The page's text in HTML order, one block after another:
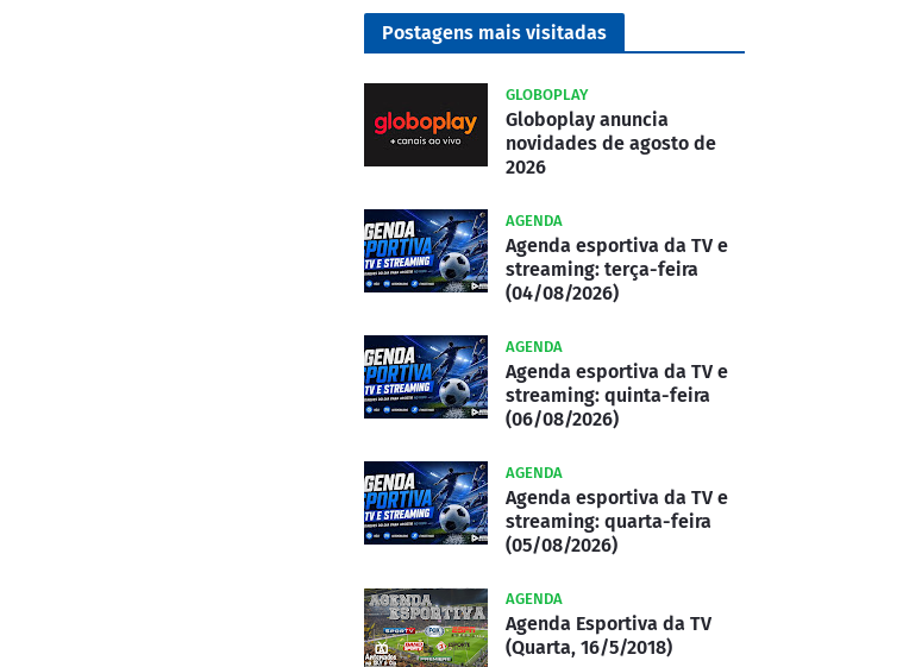
Postagens mais visitadas
GLOBOPLAY
Globoplay anuncia
novidades de agosto de
2026
AGENDA
Agenda esportiva da TV e
streaming: terça-feira
(04/08/2026)
AGENDA
Agenda esportiva da TV e
streaming: quinta-feira
(06/08/2026)
AGENDA
Agenda esportiva da TV e
streaming: quarta-feira
(05/08/2026)
AGENDA
Agenda Esportiva da TV
(Quarta, 16/5/2018)